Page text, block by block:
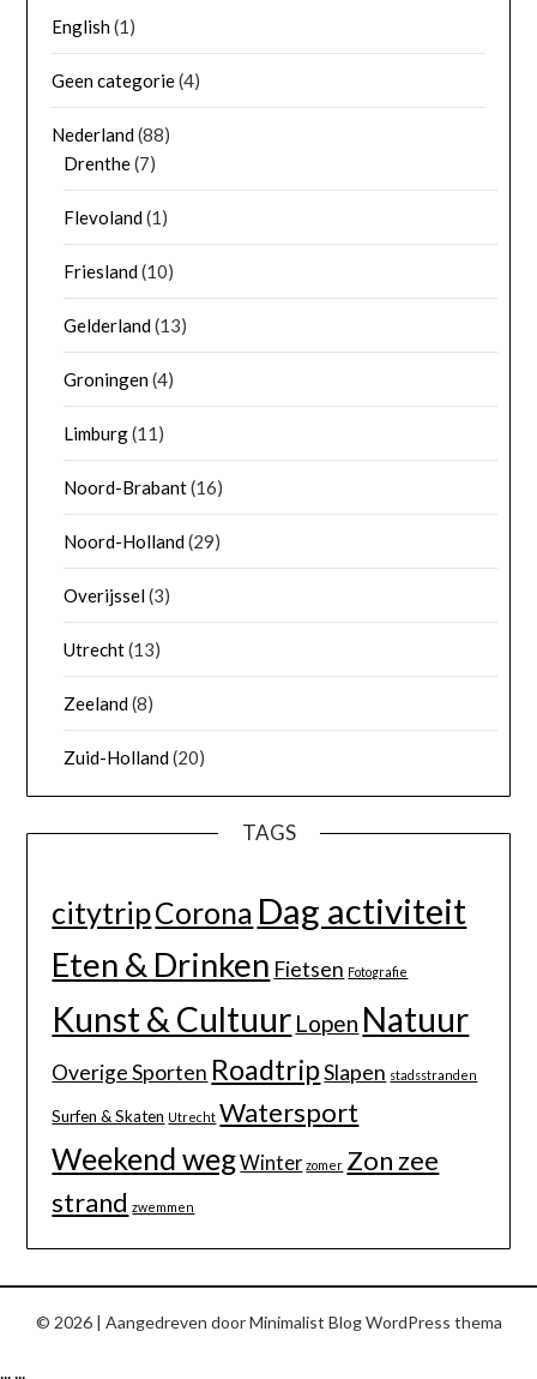
English(1)
Geen categorie(4)
Nederland(88)
Drenthe(7)
Flevoland(1)
Friesland(10)
Gelderland(13)
Groningen(4)
Limburg(11)
Noord-Brabant(16)
Noord-Holland(29)
Overijssel(3)
Utrecht(13)
Zeeland(8)
Zuid-Holland(20)
TAGS
citytripCorona Dag activiteit
Eten & Drinken Fietsen Fotografie
Kunst & Cultuur Lopen Natuur
Overige Sporten RoadtripSlapen stadsstranden
Surfen & Skaten Utrecht Watersport
Weekend wegWinter zomer Zon zee
strand zwemmen
© 2026 | Aangedreven doorMinimalist BlogWordPress thema